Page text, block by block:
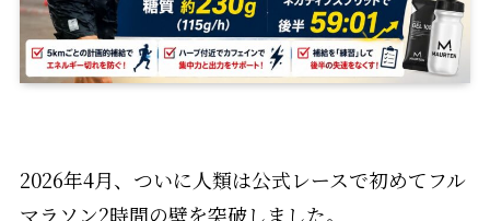
2026年4月、ついに人類は公式レースで初めてフル
マラソン2時間の壁を突破しました。